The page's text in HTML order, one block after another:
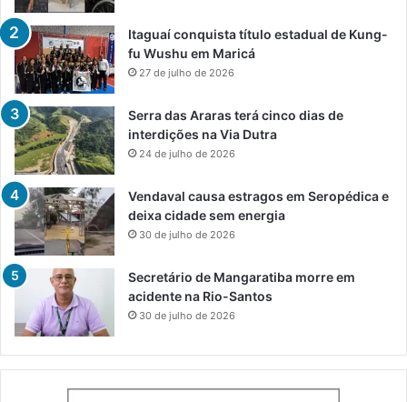
Itaguaí conquista título estadual de Kung-
fu Wushu em Maricá
27 de julho de 2026
Serra das Araras terá cinco dias de
interdições na Via Dutra
24 de julho de 2026
Vendaval causa estragos em Seropédica e
deixa cidade sem energia
30 de julho de 2026
Secretário de Mangaratiba morre em
acidente na Rio-Santos
30 de julho de 2026